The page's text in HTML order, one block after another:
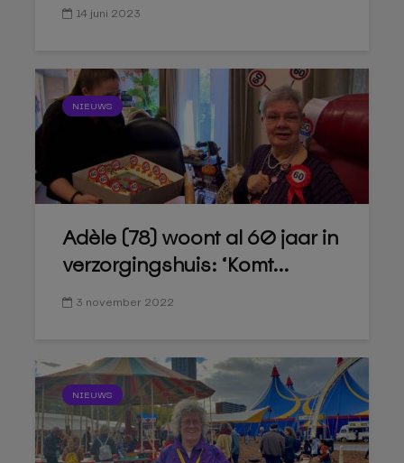
14 juni 2023
NIEUWS
Adèle (78) woont al 60 jaar in
verzorgingshuis: ‘Komt...
3 november 2022
NIEUWS